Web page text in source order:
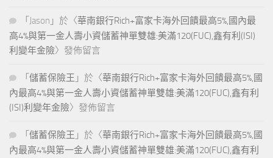
「 Jason 」於〈華南銀行Rich+富家卡海外回饋最高5%,國內最
高4%與第一金人壽小資儲蓄神單雙雄:美滿120(FUC),鑫有利(ISI)
利變年金險〉發佈留言
「 儲蓄保險王 」於〈華南銀行Rich+富家卡海外回饋最高5%,國
內最高4%與第一金人壽小資儲蓄神單雙雄:美滿120(FUC),鑫有利
(ISI)利變年金險〉發佈留言
「 儲蓄保險王 」於〈華南銀行Rich+富家卡海外回饋最高5%,國
內最高4%與第一金人壽小資儲蓄神單雙雄:美滿120(FUC),鑫有利